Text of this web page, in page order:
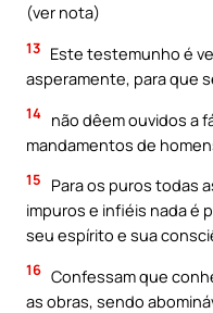
(ver nota)
13 Este testemunho é
asperamente, para que
14 não dêem ouvidos a
mandamentos de
15
Para os puros todas
impuros e infiéis nada é
seu espírito e sua
16 Confessam que
as obras, sendo